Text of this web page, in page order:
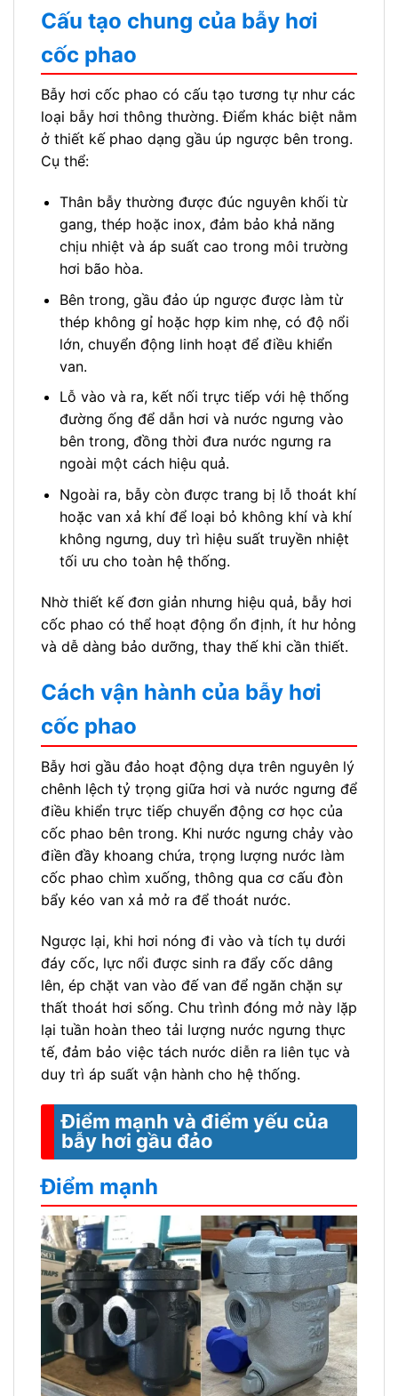
Cấu tạo chung của bẫy hơi
cốc phao
Bẫy hơi cốc phao có cấu tạo tương tự như các
loại bẫy hơi thông thường. Điểm khác biệt nằm
ở thiết kế phao dạng gầu úp ngược bên trong.
Cụ thể:
Thân bẫy thường được đúc nguyên khối từ
gang, thép hoặc inox, đảm bảo khả năng
chịu nhiệt và áp suất cao trong môi trường
hơi bão hòa.
Bên trong, gầu đảo úp ngược được làm từ
thép không gỉ hoặc hợp kim nhẹ, có độ nổi
lớn, chuyển động linh hoạt để điều khiển
van.
Lỗ vào và ra, kết nối trực tiếp với hệ thống
đường ống để dẫn hơi và nước ngưng vào
bên trong, đồng thời đưa nước ngưng ra
ngoài một cách hiệu quả.
Ngoài ra, bẫy còn được trang bị lỗ thoát khí
hoặc van xả khí để loại bỏ không khí và khí
không ngưng, duy trì hiệu suất truyền nhiệt
tối ưu cho toàn hệ thống.
Nhờ thiết kế đơn giản nhưng hiệu quả, bẫy hơi
cốc phao có thể hoạt động ổn định, ít hư hỏng
và dễ dàng bảo dưỡng, thay thế khi cần thiết.
Cách vận hành của bẫy hơi
cốc phao
Bẫy hơi gầu đảo hoạt động dựa trên nguyên lý
chênh lệch tỷ trọng giữa hơi và nước ngưng để
điều khiển trực tiếp chuyển động cơ học của
cốc phao bên trong. Khi nước ngưng chảy vào
điền đầy khoang chứa, trọng lượng nước làm
cốc phao chìm xuống, thông qua cơ cấu đòn
bẩy kéo van xả mở ra để thoát nước.
Ngược lại, khi hơi nóng đi vào và tích tụ dưới
đáy cốc, lực nổi được sinh ra đẩy cốc dâng
lên, ép chặt van vào đế van để ngăn chặn sự
thất thoát hơi sống. Chu trình đóng mở này lặp
lại tuần hoàn theo tải lượng nước ngưng thực
tế, đảm bảo việc tách nước diễn ra liên tục và
duy trì áp suất vận hành cho hệ thống.
Điểm mạnh và điểm yếu của
bẫy hơi gầu đảo
Điểm mạnh